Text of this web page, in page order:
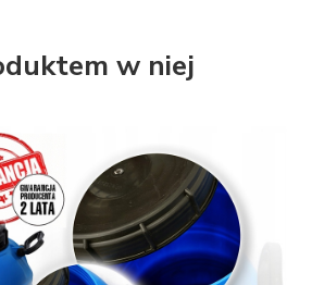
w niej